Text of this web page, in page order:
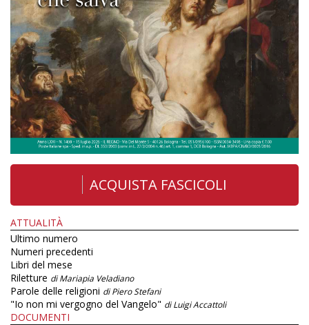
ACQUISTA FASCICOLI
ATTUALITÀ
Ultimo numero
Numeri precedenti
Libri del mese
Riletture di Mariapia Veladiano
Parole delle religioni di Piero Stefani
"Io non mi vergogno del Vangelo" di Luigi Accattoli
DOCUMENTI